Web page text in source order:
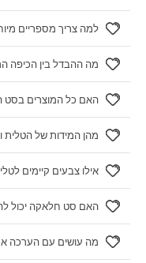
למה צריך מספריים
מה ההבדל בין הכיפה
האם כל המוצרים בסט
מהן המידות של הטלית
אילו צבעים קיימים
האם סט חלאקה יכול
מה עושים עם הערכה